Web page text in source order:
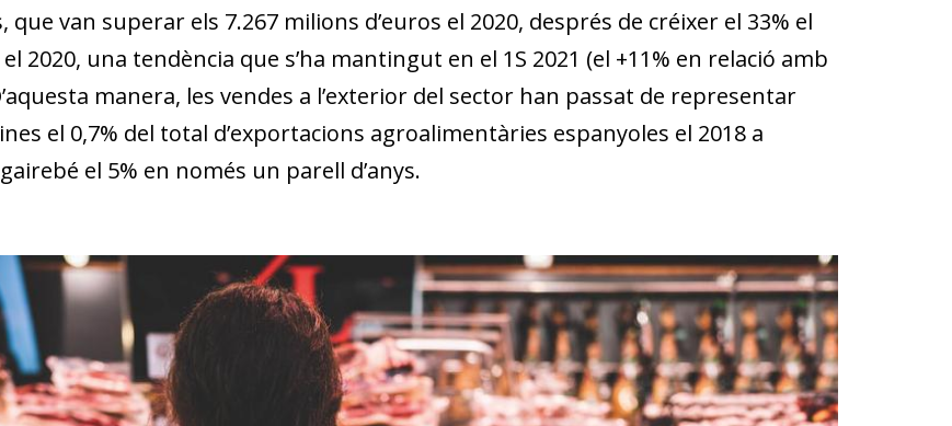
que van superar els 7.267 milions d’euros el 2020, després de créixer el 33% el
el 2020, una tendència que s’ha mantingut en el 1S 2021 (el +11% en relació amb
manera, les vendes a l’exterior del sector han passat de representar
el 0,7% del total d’exportacions agroalimentàries espanyoles el 2018 a
el 5% en només un parell d’anys.